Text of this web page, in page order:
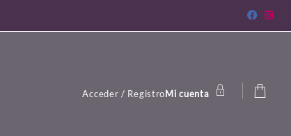
Acceder / RegistroMi cuenta